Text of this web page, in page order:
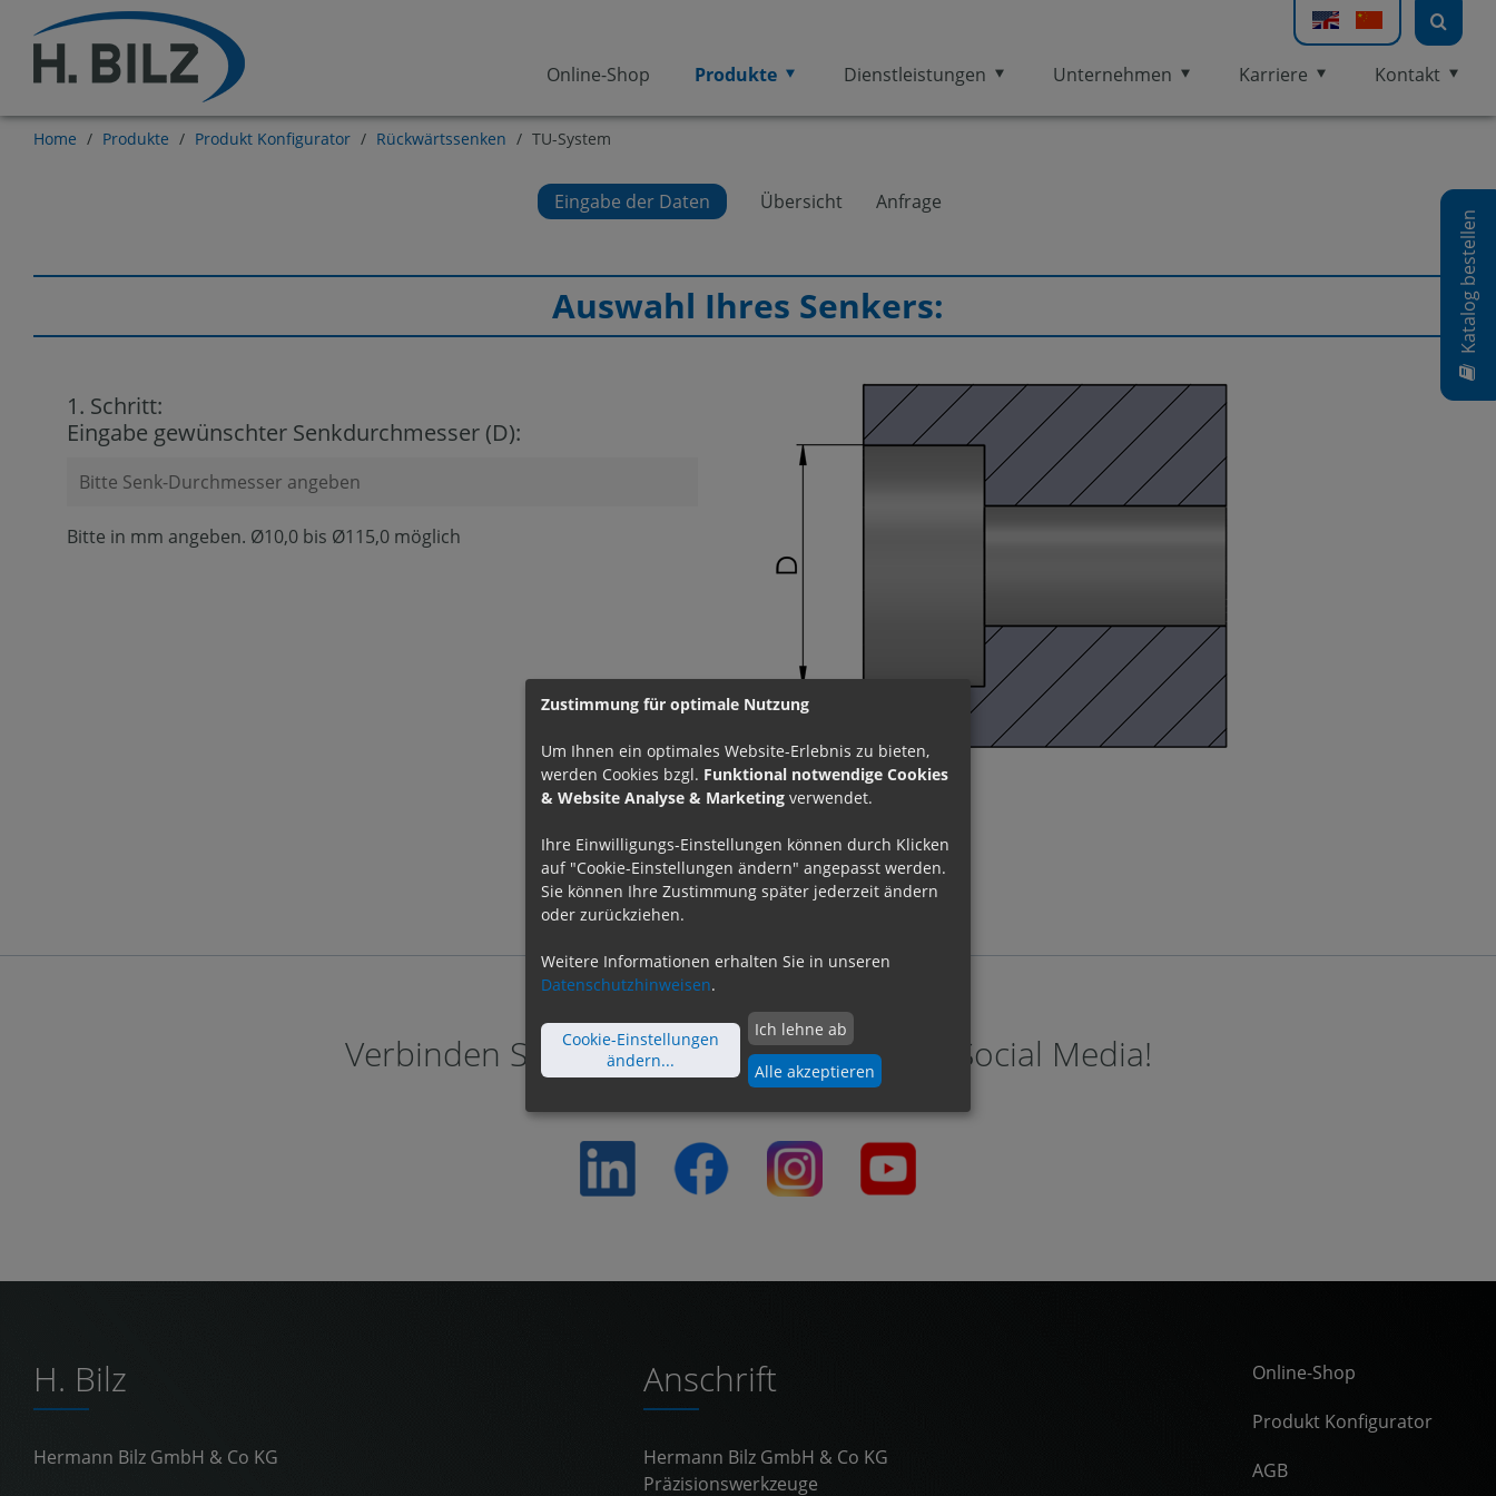
Katalog bestellen
Online-Shop Produkte Dienstleistungen Unternehmen Karriere Kontakt
Home / Produkte / Produkt Konfigurator / Rückwärtssenken / TU-System
Eingabe der Daten Übersicht Anfrage
Auswahl Ihres Senkers:
1. Schritt:
Eingabe gewünschter Senkdurchmesser (D):
Bitte in mm angeben. Ø10,0 bis Ø115,0 möglich
zurücksetzen
Verbinden Sie sich mit Hermann Bilz auf Social Media!
H. Bilz
Hermann Bilz GmbH & Co KG
Anschrift
Hermann Bilz GmbH & Co KG
Präzisionswerkzeuge
Online-Shop
Produkt Konfigurator
AGB
Zustimmung für optimale Nutzung
Um Ihnen ein optimales Website-Erlebnis zu bieten,
werden Cookies bzgl. Funktional notwendige Cookies
& Website Analyse & Marketing verwendet.
Ihre Einwilligungs-Einstellungen können durch Klicken
auf "Cookie-Einstellungen ändern" angepasst werden.
Sie können Ihre Zustimmung später jederzeit ändern
oder zurückziehen.
Weitere Informationen erhalten Sie in unseren
Datenschutzhinweisen.
Cookie-Einstellungen
ändern...
Ich lehne ab
Alle akzeptieren